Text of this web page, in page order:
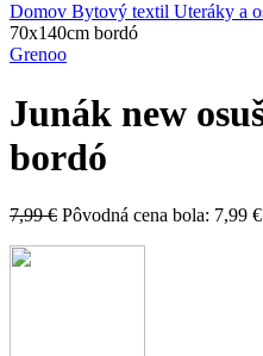
Domov Bytový textil Uteráky a
70x140cm bordó
Grenoo
Junák new
bordó
7,99€ Pôvodná cena bola: 7,99